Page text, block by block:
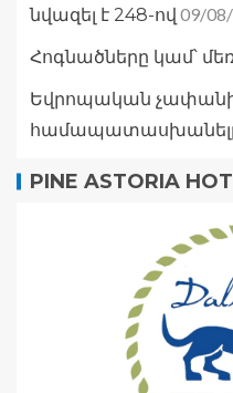
նվազել է 248-ով 09/
Հոգնածները կամ՝
Եվրոպական
PINE ASTORIA